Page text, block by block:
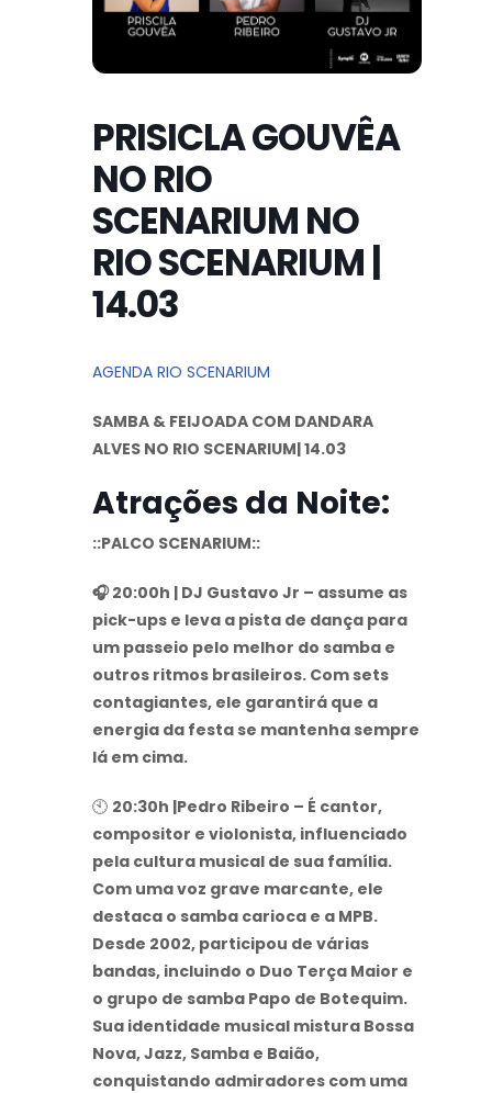
PRISICLA GOUVÊA
NO RIO
SCENARIUM NO
RIO SCENARIUM |
14.03
AGENDA RIO SCENARIUM
SAMBA & FEIJOADA COM DANDARA
ALVES NO RIO SCENARIUM| 14.03
Atrações da Noite:
::PALCO SCENARIUM::
🎧 20:00h | DJ Gustavo Jr – assume as
pick-ups e leva a pista de dança para
um passeio pelo melhor do samba e
outros ritmos brasileiros. Com sets
contagiantes, ele garantirá que a
energia da festa se mantenha sempre
lá em cima.
🕙 20:30h |Pedro Ribeiro – É cantor,
compositor e violonista, influenciado
pela cultura musical de sua família.
Com uma voz grave marcante, ele
destaca o samba carioca e a MPB.
Desde 2002, participou de várias
bandas, incluindo o Duo Terça Maior e
o grupo de samba Papo de Botequim.
Sua identidade musical mistura Bossa
Nova, Jazz, Samba e Baião,
conquistando admiradores com uma